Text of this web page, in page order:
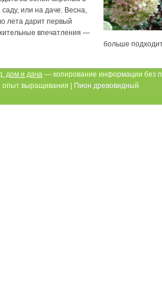
саду, или на даче. Весна,
лета дарит первый
впечатления —
больше
дом и дача — копирование информации без
выращивания | Пион древовидный